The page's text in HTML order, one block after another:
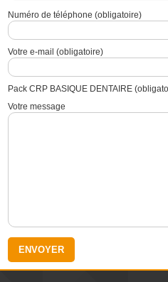
Numéro de téléphone (obligatoire)
Votre e-mail (obligatoire)
Pack CRP BASIQUE DENTAIRE
Votre message